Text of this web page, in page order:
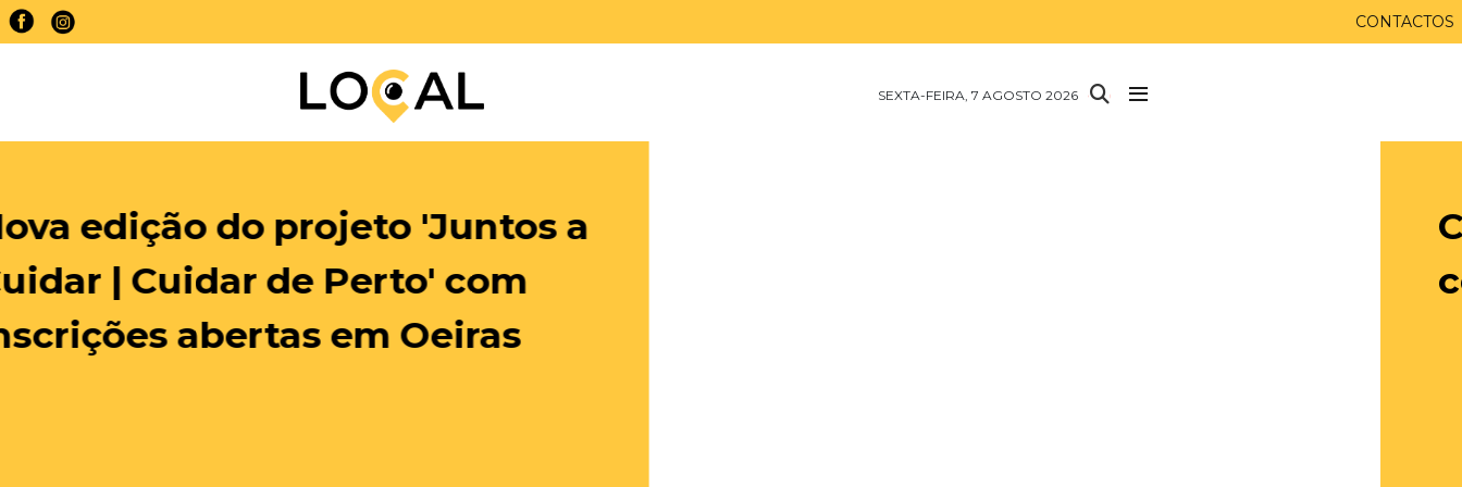
CONTACTOS
SEXTA-FEIRA, 7 AGOSTO 2026
CD Mafra avança em força para
construção de uma academia